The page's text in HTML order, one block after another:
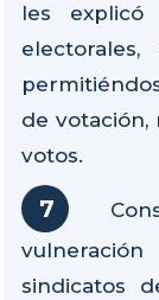
les explicó
de
votos.
sindicatos